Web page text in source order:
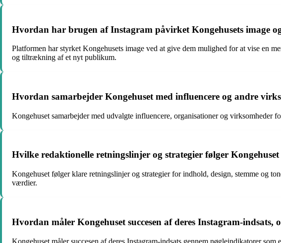
Hvordan har brugen af Instagram påvirket Kongehusets image
Platformen har styrket Kongehusets image ved at give dem mulighed for at vise en
og tiltrækning af et nyt publikum.
Hvordan samarbejder Kongehuset med influencere og andre
Kongehuset samarbejder med udvalgte influencere, organisationer og virksomheder
Hvilke redaktionelle retningslinjer og strategier følger
Kongehuset følger klare retningslinjer og strategier for indhold, design, stemme og
værdier.
Hvordan måler Kongehuset succesen af deres Instagram-
Kongehuset måler succesen af deres Instagram-indsats gennem nøgleindikatorer